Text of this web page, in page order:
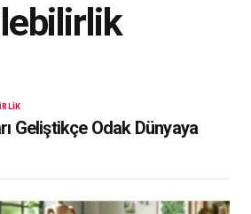
Geliştikçe Odak Dünyaya